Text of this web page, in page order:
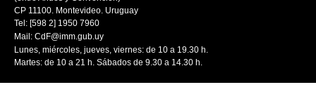
CP 11100. Montevideo. Uruguay
Tel: [598 2] 1950 7960
Mail: CdF@imm.gub.uy
Lunes, miércoles, jueves, viernes: de 10 a 19.30 h.
Martes: de 10 a 21 h. Sábados de 9.30 a 14.30 h.